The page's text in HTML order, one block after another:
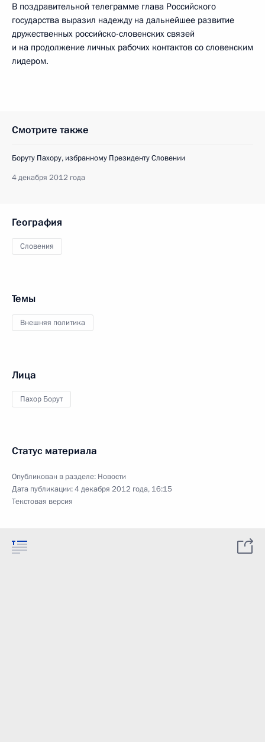
В поздравительной телеграмме глава Российского
государства выразил надежду на дальнейшее развитие
дружественных российско-словенских связей
и на продолжение личных рабочих контактов со словенским
лидером.
Смотрите также
Боруту Пахору, избранному Президенту Словении
4 декабря 2012 года
География
Словения
Темы
Внешняя политика
Лица
Пахор Борут
Статус материала
Опубликован в разделе: Новости
Дата публикации:4 декабря 2012 года, 16:15
Текстовая версия